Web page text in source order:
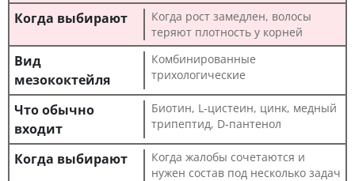
Когда рост замедлен, волосы
теряют плотность у корней
Комбинированные
трихологические
Биотин, L-цистеин, цинк, медный
трипептид, D-пантенол
Когда жалобы сочетаются и
нужен состав под несколько задач